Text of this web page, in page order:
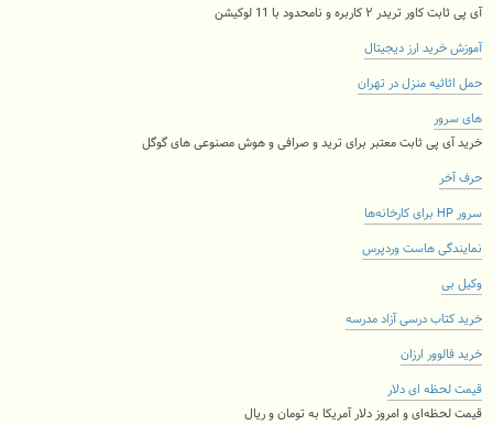
آی پی ثابت کاور تریدر ۲ کاربره و نامحدود با 11 لوکیشن
آموزش خرید ارز دیجیتال
حمل اثاثیه منزل در تهران
های سرور
خرید آی پی ثابت معتبر برای ترید و صرافی و هوش مصنوعی های گوگل
حرف آخر
سرور HP برای کارخانه‌ها
نمایندگی هاست وردپرس
وکیل بی
خرید کتاب درسی آزاد مدرسه
خرید فالوور ارزان
قیمت لحظه ای دلار
قیمت لحظه‌ای و امروز دلار آمریکا به تومان و ریال